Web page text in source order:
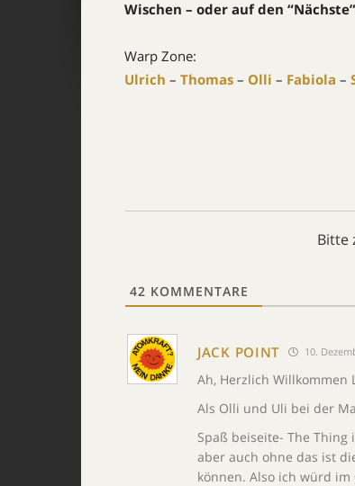
Wischen – oder auf den
Warp Zone:
Ulrich – Thomas – Olli – Fabiola –
Bitte
42 KOMMENTARE
JACK POINT 10.
Ah, Herzlich Willkommen
Als Olli und Uli bei der
Spaß beiseite- The
aber auch ohne das ist
können. Also ich würd im